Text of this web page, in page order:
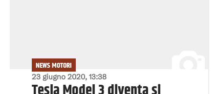
23 giugno 2020, 13:38
NEWS MOTORI